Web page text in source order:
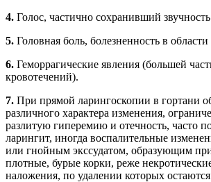
4. Голос, частично сохранивший
5. Головная боль, болезненность в
6. Геморрагические явления (большей
кровотечений).
7. При прямой ларингоскопии в гортани
различного характера изменения,
разлитую гиперемию и отечность, часто
ларингит, иногда воспалительные
или гнойным экссудатом, образующим
плотные, бурые корки, реже
наложения, по удалении которых